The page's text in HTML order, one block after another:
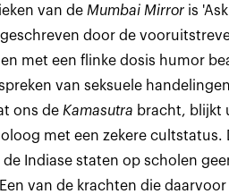
van de Mumbai Mirror is
door de
met een flinke dosis humor
van seksuele
ons de Kamasutra bracht, blijkt
met een zekere cultstatus.
Indiase staten op scholen
van de krachten die